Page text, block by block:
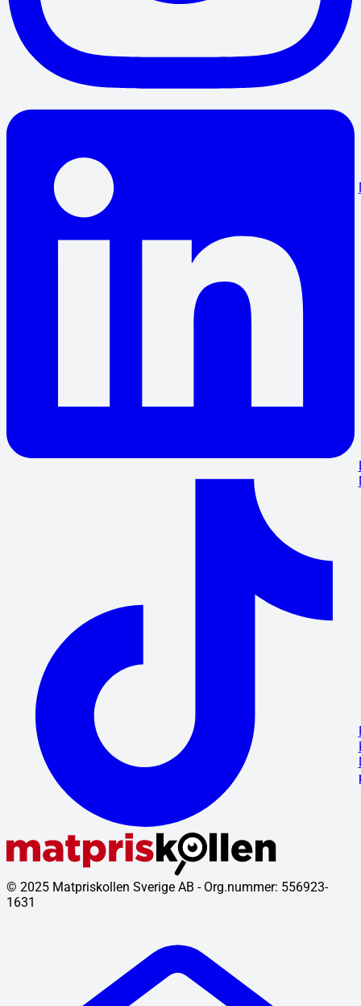
© 2025 Matpriskollen Sverige AB - Org.nummer: 556923-
1631